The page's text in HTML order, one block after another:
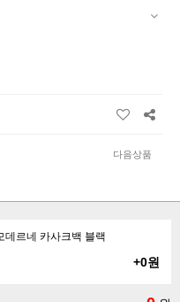
다음상품
데르네 카사크백 블랙
+0원